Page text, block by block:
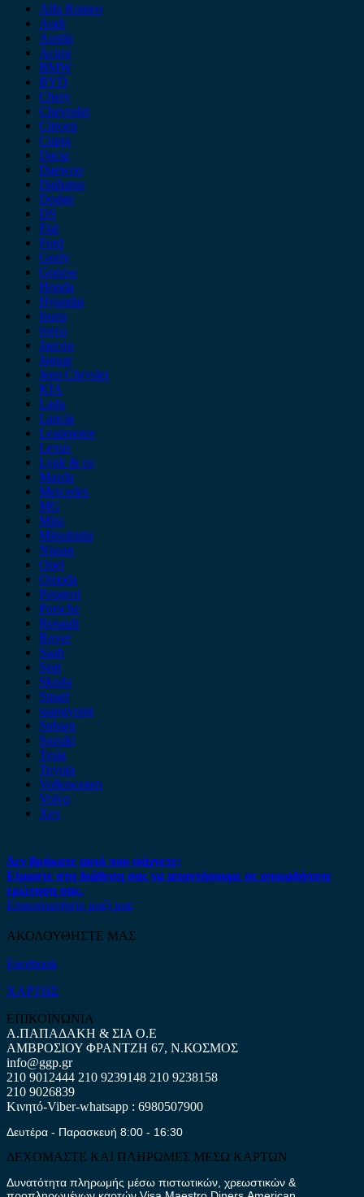
Alfa Romeo
Audi
Austin
Acura
BMW
BYD
Chery
Chevrolet
Citroen
Cupra
Dacia
Daewoo
Daihatsu
Dodge
DS
Fiat
Ford
Geely
Gonow
Honda
Hyundai
Isuzu
iveco
Jaecoo
Jaguar
Jeep Chrysler
KIA
Lada
Lancia
Leapmotor
Lexus
Lynk & co
Mazda
Mercedes
MG
Mini
Mitsubishi
Nissan
Opel
Omoda
Peugeot
Porsche
Renault
Rover
Saab
Seat
Skoda
Smart
ssangyong
Subaru
Suzuki
Tesla
Toyota
Volkswagen
Volvo
Xev
Δεν βρήκατε αυτό που ψάχνετε;
Είμαστε στη διάθεση σας να απαντήσουμε σε οποιαδήποτε
ερώτηση σας.
Επικοινωνήστε μαζί μας
ΑΚΟΛΟΥΘΗΣΤΕ ΜΑΣ
Facebook
ΧΑΡΤΗΣ
ΕΠΙΚΟΙΝΩΝΙΑ
Α.ΠΑΠΑΔΑΚΗ & ΣΙΑ Ο.Ε
ΑΜΒΡΟΣΙΟΥ ΦΡΑΝΤΖΗ 67, Ν.ΚΟΣΜΟΣ
info@ggp.gr
210 9012444 210 9239148 210 9238158
210 9026839
Κινητό-Viber-whatsapp : 6980507900
Δευτέρα - Παρασκευή 8:00 - 16:30
ΔΕΧΟΜΑΣΤΕ ΚΑΙ ΠΛΗΡΩΜΕΣ ΜΕΣΩ ΚΑΡΤΩΝ
Δυνατότητα πληρωμής μέσω πιστωτικών, χρεωστικών &